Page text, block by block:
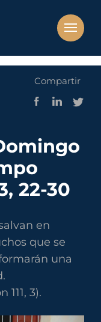
Compartir
22-30
en
que se
una
111, 3).